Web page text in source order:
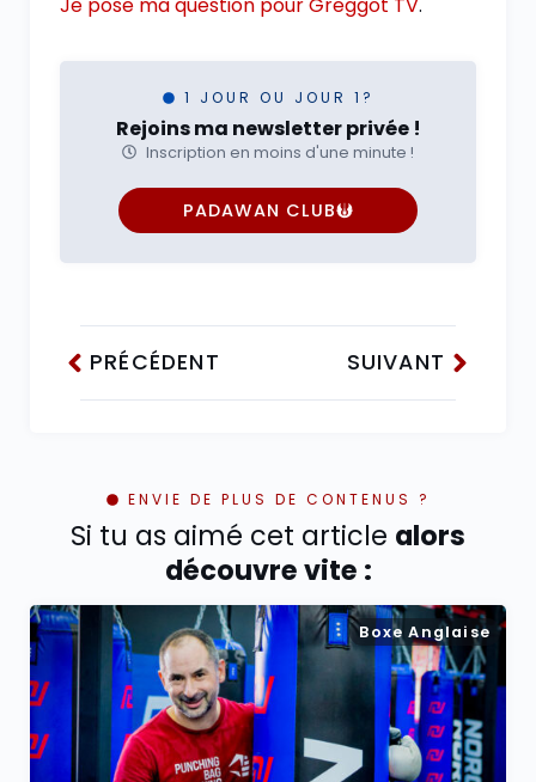
1 JOUR OU JOUR 1?
Rejoins ma newsletter privée !
Inscription en moins d'une minute !
PADAWAN CLUB
PRÉCÉDENT SUIVANT
ENVIE DE PLUS DE CONTENUS ?
Si tu as aimé cet article alors
découvre vite :
Boxe Anglaise